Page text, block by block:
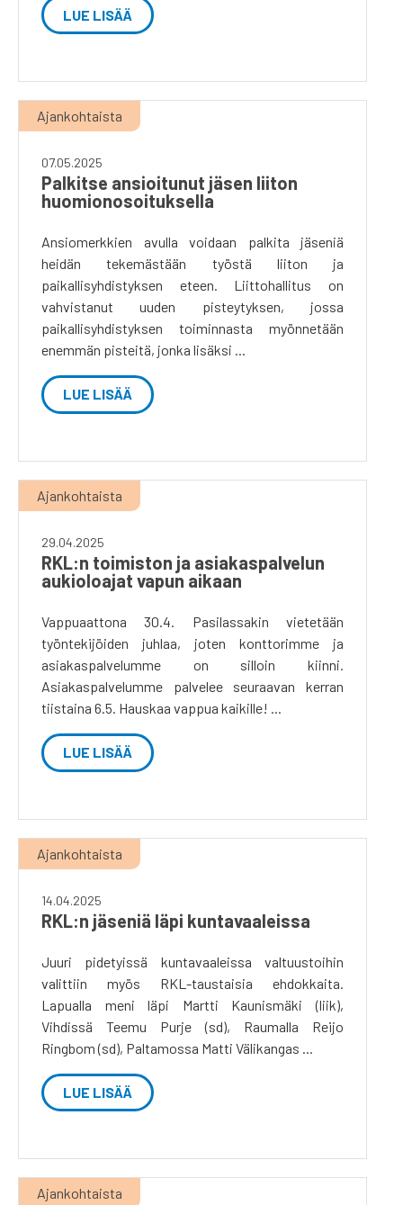
LUE LISÄÄ
Ajankohtaista
07.05.2025
Palkitse ansioitunut jäsen liiton
huomionosoituksella
Ansiomerkkien avulla voidaan palkita jäseniä
heidän tekemästään työstä liiton ja
paikallisyhdistyksen eteen. Liittohallitus on
vahvistanut uuden pisteytyksen, jossa
paikallisyhdistyksen toiminnasta myönnetään
enemmän pisteitä, jonka lisäksi ...
LUE LISÄÄ
Ajankohtaista
29.04.2025
RKL:n toimiston ja asiakaspalvelun
aukioloajat vapun aikaan
Vappuaattona 30.4. Pasilassakin vietetään
työntekijöiden juhlaa, joten konttorimme ja
asiakaspalvelumme on silloin kiinni.
Asiakaspalvelumme palvelee seuraavan kerran
tiistaina 6.5. Hauskaa vappua kaikille! ...
LUE LISÄÄ
Ajankohtaista
14.04.2025
RKL:n jäseniä läpi kuntavaaleissa
Juuri pidetyissä kuntavaaleissa valtuustoihin
valittiin myös RKL-taustaisia ehdokkaita.
Lapualla meni läpi Martti Kaunismäki (liik),
Vihdissä Teemu Purje (sd), Raumalla Reijo
Ringbom (sd), Paltamossa Matti Välikangas ...
LUE LISÄÄ
Ajankohtaista